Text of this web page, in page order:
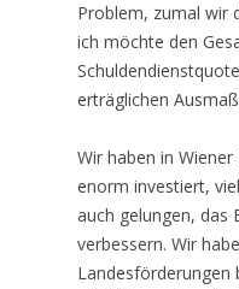
Problem, zumal wir
ich möchte den
erträglichen
Wir haben in
enorm investiert,
auch gelungen, das
verbessern. Wir
Landesförderungen